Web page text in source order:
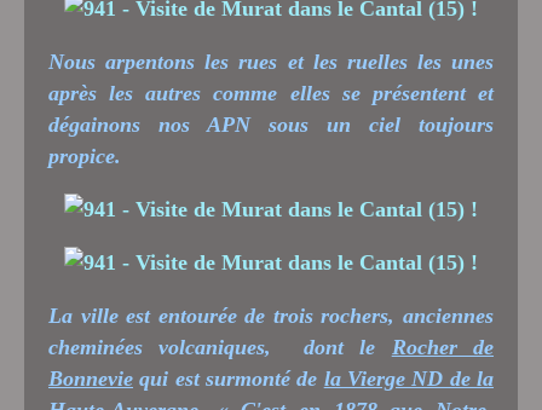
Nous arpentons les rues et les ruelles les unes
après les autres comme elles se présentent et
dégainons nos APN sous un ciel toujours
propice.
La ville est entourée de trois rochers, anciennes
cheminées volcaniques,
dont le Rocher de
Bonnevie qui est surmonté de la Vierge ND de la